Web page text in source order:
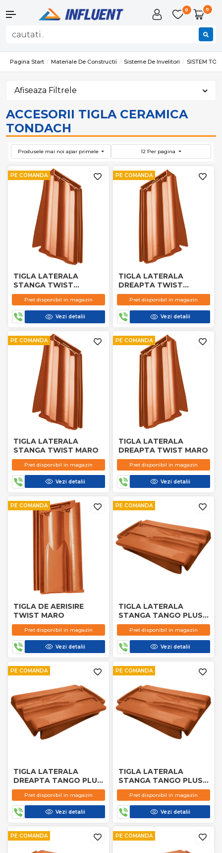
0 0
Pagina Start Materiale De Constructii Sisteme De Invelitori SISTEM
Afiseaza Filtrele
ACCESORII TIGLA CERAMICA
TONDACH
Produsele mai noi apar primele 12 Per pagina
PE COMANDA
TIGLA LATERALA
STANGA TWIST
TERACOTA
Pret disponibil in magazin
Vezi detalii
PE COMANDA
TIGLA LATERALA
DREAPTA TWIST
TERACOTA
Pret disponibil in magazin
Vezi detalii
PE COMANDA
TIGLA LATERALA
STANGA TWIST MARO
Pret disponibil in magazin
Vezi detalii
PE COMANDA
TIGLA LATERALA
DREAPTA TWIST MARO
Pret disponibil in magazin
Vezi detalii
PE COMANDA
TIGLA DE AERISIRE
TWIST MARO
Pret disponibil in magazin
Vezi detalii
PE COMANDA
TIGLA LATERALA
STANGA TANGO PLUS
MARO
Pret disponibil in magazin
Vezi detalii
PE COMANDA
TIGLA LATERALA
DREAPTA TANGO PLUS
MARO
Pret disponibil in magazin
Vezi detalii
PE COMANDA
TIGLA LATERALA
STANGA TANGO PLUS
TERACOTA
Pret disponibil in magazin
Vezi detalii
PE COMANDA PE COMANDA